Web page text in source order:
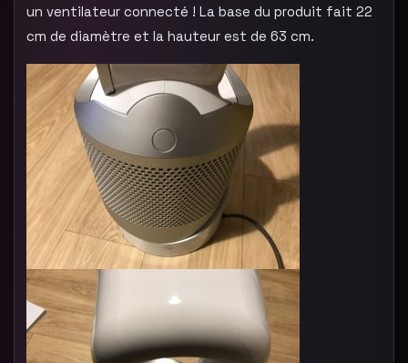
un ventilateur connecté ! La base du produit fait 22
cm de diamètre et la hauteur est de 63 cm.